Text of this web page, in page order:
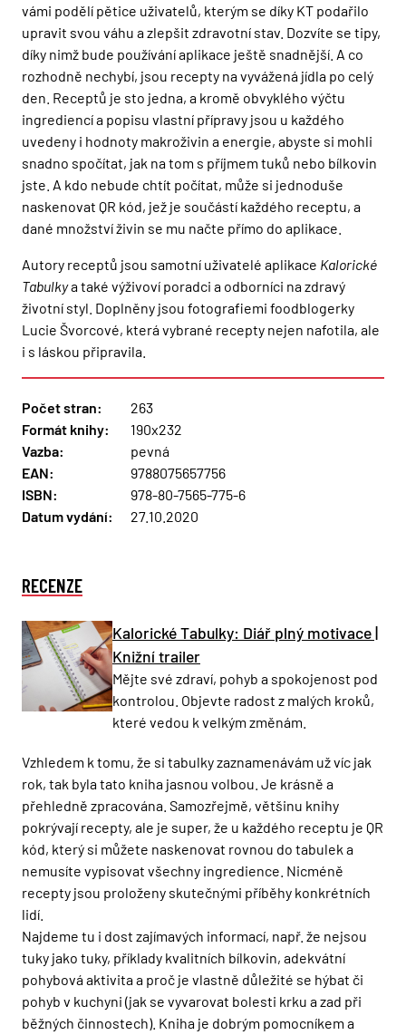
vámi podělí pětice uživatelů, kterým se díky KT podařilo
upravit svou váhu a zlepšit zdravotní stav. Dozvíte se tipy,
díky nimž bude používání aplikace ještě snadnější. A co
rozhodně nechybí, jsou recepty na vyvážená jídla po celý
den. Receptů je sto jedna, a kromě obvyklého výčtu
ingrediencí a popisu vlastní přípravy jsou u každého
uvedeny i hodnoty makroživin a energie, abyste si mohli
snadno spočítat, jak na tom s příjmem tuků nebo bílkovin
jste. A kdo nebude chtít počítat, může si jednoduše
naskenovat QR kód, jež je součástí každého receptu, a
dané množství živin se mu načte přímo do aplikace.
Autory receptů jsou samotní uživatelé aplikace Kalorické
Tabulkya také výživoví poradci a odborníci na zdravý
životní styl. Doplněny jsou fotografiemi foodblogerky
Lucie Švorcové, která vybrané recepty nejen nafotila, ale
i s láskou připravila.
Počet stran:
263
Formát knihy:
190x232
Vazba:
pevná
EAN:
9788075657756
ISBN:
978-80-7565-775-6
Datum vydání:
27.10.2020
RECENZE
Kalorické Tabulky: Diář plný motivace |
Knižní trailer
Mějte své zdraví, pohyb a spokojenost pod
kontrolou. Objevte radost z malých kroků,
které vedou k velkým změnám.
Vzhledem k tomu, že si tabulky zaznamenávám už víc jak
rok, tak byla tato kniha jasnou volbou. Je krásně a
přehledně zpracována. Samozřejmě, většinu knihy
pokrývají recepty, ale je super, že u každého receptu je QR
kód, který si můžete naskenovat rovnou do tabulek a
nemusíte vypisovat všechny ingredience. Nicméně
recepty jsou proloženy skutečnými příběhy konkrétních
lidí.
Najdeme tu i dost zajímavých informací, např. že nejsou
tuky jako tuky, příklady kvalitních bílkovin, adekvátní
pohybová aktivita a proč je vlastně důležité se hýbat či
pohyb v kuchyni (jak se vyvarovat bolesti krku a zad při
běžných činnostech). Kniha je dobrým pomocníkem a